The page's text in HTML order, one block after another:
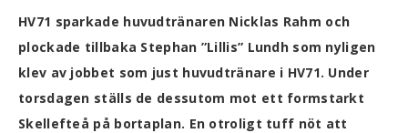
HV71 sparkade huvudtränaren Nicklas Rahm och
plockade tillbaka Stephan ”Lillis” Lundh som nyligen
klev av jobbet som just huvudtränare i HV71. Under
torsdagen ställs de dessutom mot ett formstarkt
Skellefteå på bortaplan. En otroligt tuff nöt att